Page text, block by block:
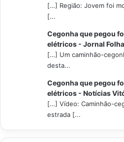
[…] Região: Jovem foi
[...
Cegonha que pegou
elétricos - Jornal
[…] Um caminhão-
desta...
Cegonha que pegou
elétricos - Notícias
[…] Vídeo: Caminhão-
estrada [...